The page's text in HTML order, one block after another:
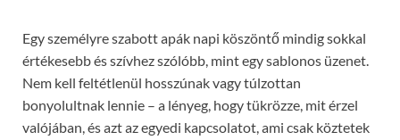
Egy személyre szabott apák napi köszöntő mindig sokkal
értékesebb és szívhez szólóbb, mint egy sablonos üzenet.
Nem kell feltétlenül hosszúnak vagy túlzottan
bonyolultnak lennie – a lényeg, hogy tükrözze, mit érzel
valójában, és azt az egyedi kapcsolatot, ami csak köztetek